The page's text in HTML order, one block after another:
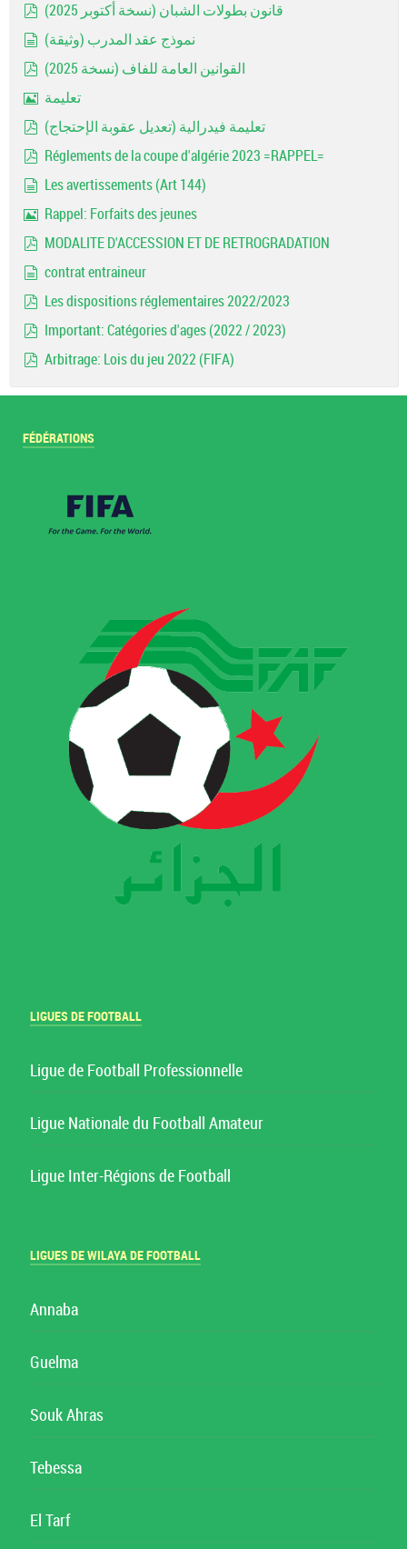
قانون بطولات الشبان (نسخة أكتوبر 2025)
نموذج عقد المدرب (وثيقة)
القوانين العامة للفاف (نسخة 2025)
تعليمة
تعليمة فيدرالية (تعديل عقوبة الإحتجاج)
Réglements de la coupe d'algérie 2023 =RAPPEL=
Les avertissements (Art 144)
Rappel: Forfaits des jeunes
MODALITE D'ACCESSION ET DE RETROGRADATION
contrat entraineur
Les dispositions réglementaires 2022/2023
Important: Catégories d'ages (2022 / 2023)
Arbitrage: Lois du jeu 2022 (FIFA)
FÉDÉRATIONS
LIGUES DE FOOTBALL
Ligue de Football Professionnelle
Ligue Nationale du Football Amateur
Ligue Inter-Régions de Football
LIGUES DE WILAYA DE FOOTBALL
Annaba
Guelma
Souk Ahras
Tebessa
El Tarf